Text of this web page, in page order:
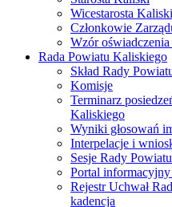
Wicestarosta Kaliski
Członkowie
Wzór
Rada Powiatu Kaliskiego
Skład Rady
Komisje
Terminarz
Kaliskiego
Wyniki głosowań
Interpelacje i
Sesje Rady
Portal informacyjny
Rejestr Uchwał
kadencja